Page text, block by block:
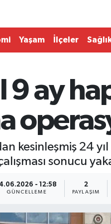
Yaşam İlçeler
9 ay
kesinleşmiş 24
sonucu
- 12:58
GÜNCELLEME
2
PAYLAŞIM